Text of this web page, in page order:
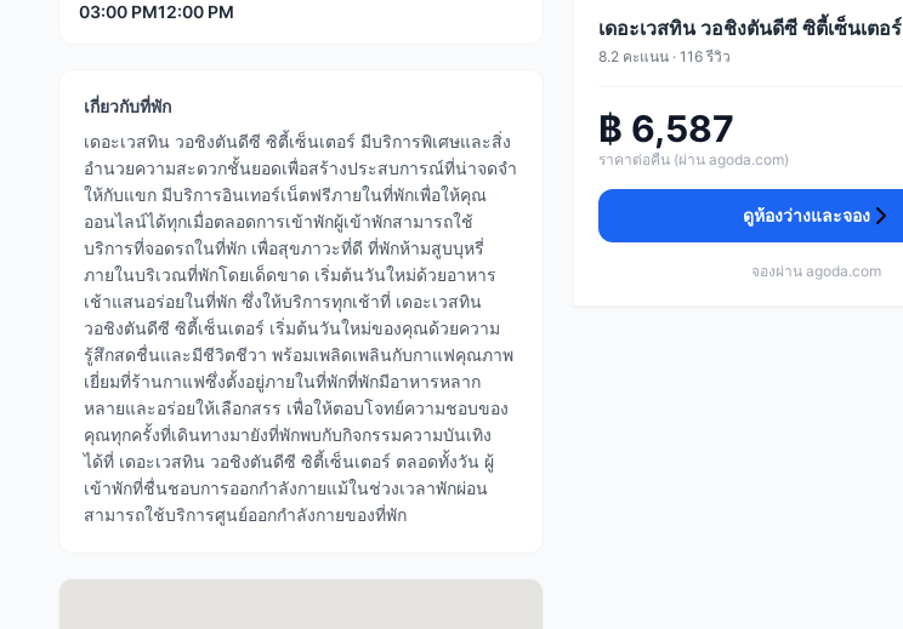
03:00 PM12:00 PM
เกี่ยวกับที่พัก
เดอะเวสทิน วอชิงตันดีซี ซิตี้เซ็นเตอร์ มีบริการพิเศษและสิ่ง
อำนวยความสะดวกชั้นยอดเพื่อสร้างประสบการณ์ที่น่าจดจำ
ให้กับแขก มีบริการอินเทอร์เน็ตฟรีภายในที่พักเพื่อให้คุณ
ออนไลน์ได้ทุกเมื่อตลอดการเข้าพักผู้เข้าพักสามารถใช้
บริการที่จอดรถในที่พัก เพื่อสุขภาวะที่ดี ที่พักห้ามสูบบุหรี่
ภายในบริเวณที่พักโดยเด็ดขาด เริ่มต้นวันใหม่ด้วยอาหาร
เช้าแสนอร่อยในที่พัก ซึ่งให้บริการทุกเช้าที่ เดอะเวสทิน
วอชิงตันดีซี ซิตี้เซ็นเตอร์ เริ่มต้นวันใหม่ของคุณด้วยความ
รู้สึกสดชื่นและมีชีวิตชีวา พร้อมเพลิดเพลินกับกาแฟคุณภาพ
เยี่ยมที่ร้านกาแฟซึ่งตั้งอยู่ภายในที่พักที่พักมีอาหารหลาก
หลายและอร่อยให้เลือกสรร เพื่อให้ตอบโจทย์ความชอบของ
คุณทุกครั้งที่เดินทางมายังที่พักพบกับกิจกรรมความบันเทิง
ได้ที่ เดอะเวสทิน วอชิงตันดีซี ซิตี้เซ็นเตอร์ ตลอดทั้งวัน ผู้
เข้าพักที่ชื่นชอบการออกกำลังกายแม้ในช่วงเวลาพักผ่อน
สามารถใช้บริการศูนย์ออกกำลังกายของที่พัก
เดอะเวสทิน วอชิงตันดีซี ซิตี้เซ็นเตอร์
8.2 คะแนน · 116 รีวิว
฿ 6,587
ราคาต่อคืน (ผ่าน agoda.com)
ดูห้องว่างและจอง
จองผ่าน agoda.com